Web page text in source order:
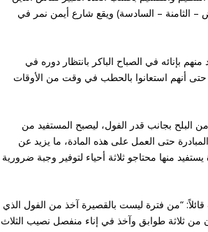
– الثامنة – السادسة) ويقع شارع أيمن نمر في
يأتي كل واحد منهم بإنائه في الصباح الباكر بانتظار دوره في
حتى أنهم استعانوا بالحطب في وقت من الأوقات
بجانب قدر الفول، ليصبح المستفيد من
حتى العمل على هذه المادة، ما يزيد عن
منها محتاجو ثلاثة أحياء لتوفير وجبة ضرورية
“من فترة ليست بالقصيرة آخذ من الفول الذي
من ثلاثة طوابق وآخذ في إناء منفصل نصيب الثلاث